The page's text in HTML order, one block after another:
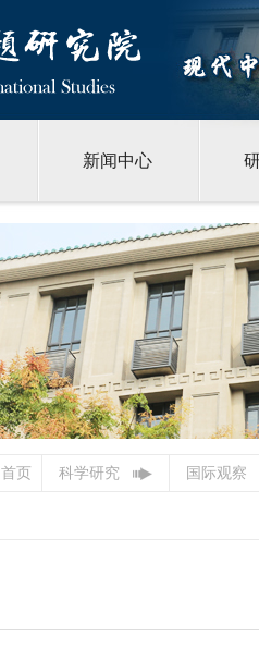
新闻中心
首页 科学研究 国际观察